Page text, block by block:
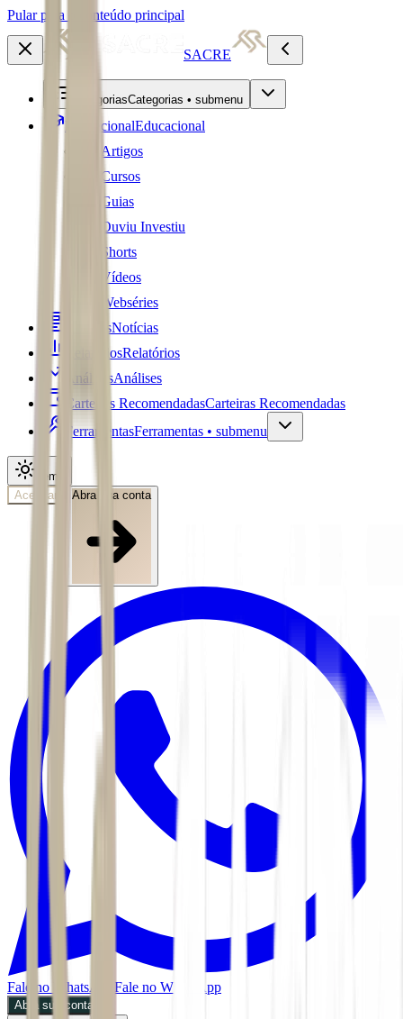
Pular para o conteúdo principal
SACRE
CategoriasCategorias • submenu
EducacionalEducacional
Artigos
Cursos
Guias
Ouviu Investiu
Shorts
Vídeos
Webséries
NotíciasNotícias
RelatóriosRelatórios
AnálisesAnálises
Carteiras RecomendadasCarteiras Recomendadas
FerramentasFerramentas • submenu
Tema
Acessar
Abra sua conta
Fale no WhatsApp Fale no WhatsApp
Abra sua conta